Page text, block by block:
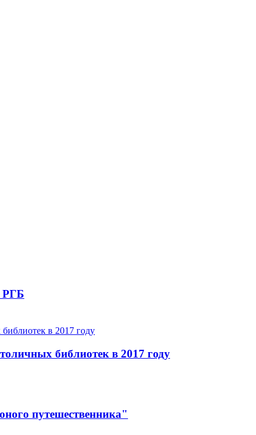
РГБ
библиотек в 2017 году
путешественника"